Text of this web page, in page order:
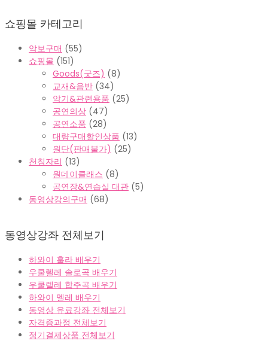
격:
격:
쇼핑몰 카테고리
악보구매 (55)
쇼핑몰 (151)
Goods(굿즈) (8)
교재&음반 (34)
악기&관련용품 (25)
공연의상 (47)
공연소품 (28)
대량구매할인상품 (13)
원단(판매불가) (25)
천칭자리 (13)
원데이클래스 (8)
공연장&연습실 대관 (5)
동영상강의구매 (68)
동영상강좌 전체보기
하와이 훌라 배우기
우쿨렐레 솔로곡 배우기
우쿨렐레 합주곡 배우기
하와이 멜레 배우기
동영상 유료강좌 전체보기
자격증과정 전체보기
정기결제상품 전체보기